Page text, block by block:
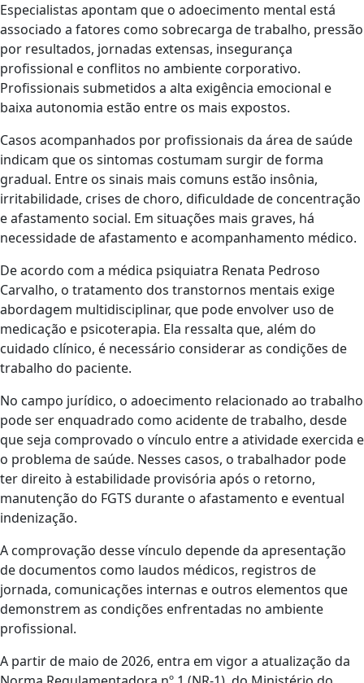
Especialistas apontam que o adoecimento mental está
associado a fatores como sobrecarga de trabalho, pressão
por resultados, jornadas extensas, insegurança
profissional e conflitos no ambiente corporativo.
Profissionais submetidos a alta exigência emocional e
baixa autonomia estão entre os mais expostos.
Casos acompanhados por profissionais da área de saúde
indicam que os sintomas costumam surgir de forma
gradual. Entre os sinais mais comuns estão insônia,
irritabilidade, crises de choro, dificuldade de concentração
e afastamento social. Em situações mais graves, há
necessidade de afastamento e acompanhamento médico.
De acordo com a médica psiquiatra Renata Pedroso
Carvalho, o tratamento dos transtornos mentais exige
abordagem multidisciplinar, que pode envolver uso de
medicação e psicoterapia. Ela ressalta que, além do
cuidado clínico, é necessário considerar as condições de
trabalho do paciente.
No campo jurídico, o adoecimento relacionado ao trabalho
pode ser enquadrado como acidente de trabalho, desde
que seja comprovado o vínculo entre a atividade exercida e
o problema de saúde. Nesses casos, o trabalhador pode
ter direito à estabilidade provisória após o retorno,
manutenção do FGTS durante o afastamento e eventual
indenização.
A comprovação desse vínculo depende da apresentação
de documentos como laudos médicos, registros de
jornada, comunicações internas e outros elementos que
demonstrem as condições enfrentadas no ambiente
profissional.
A partir de maio de 2026, entra em vigor a atualização da